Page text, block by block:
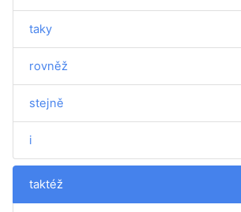
taky
rovněž
stejně
i
taktéž